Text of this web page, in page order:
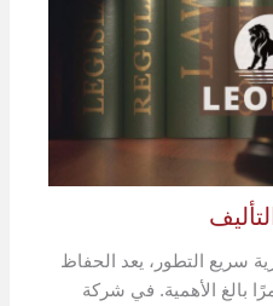
سريع التطور، يعد الحفاظ
بالغ الأهمية. في شركة